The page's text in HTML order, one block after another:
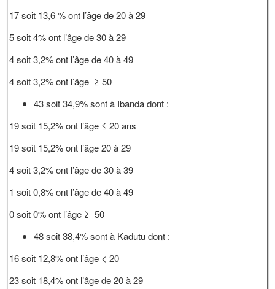
17 soit 13,6 % ont l’âge de 20 à 29
5 soit 4% ont l’âge de 30 à 29
4 soit 3,2% ont l’âge de 40 à 49
4 soit 3,2% ont l’âge ≥ 50
43 soit 34,9% sont à Ibanda dont :
19 soit 15,2% ont l’âge ≤ 20 ans
19 soit 15,2% ont l’âge 20 à 29
4 soit 3,2% ont l’âge de 30 à 39
1 soit 0,8% ont l’âge de 40 à 49
0 soit 0% ont l’âge ≥ 50
48 soit 38,4% sont à Kadutu dont :
16 soit 12,8% ont l’âge < 20
23 soit 18,4% ont l’âge de 20 à 29